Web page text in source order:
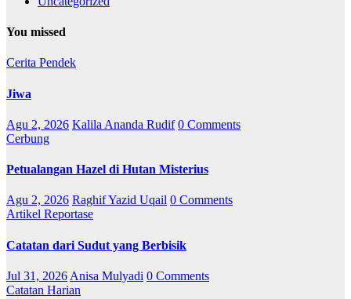
You missed
Cerita Pendek
Jiwa
Agu 2, 2026 Kalila Ananda Rudif 0 Comments
Cerbung
Petualangan Hazel di Hutan Misterius
Agu 2, 2026 Raghif Yazid Uqail 0 Comments
Artikel Reportase
Catatan dari Sudut yang Berbisik
Jul 31, 2026 Anisa Mulyadi 0 Comments
Catatan Harian